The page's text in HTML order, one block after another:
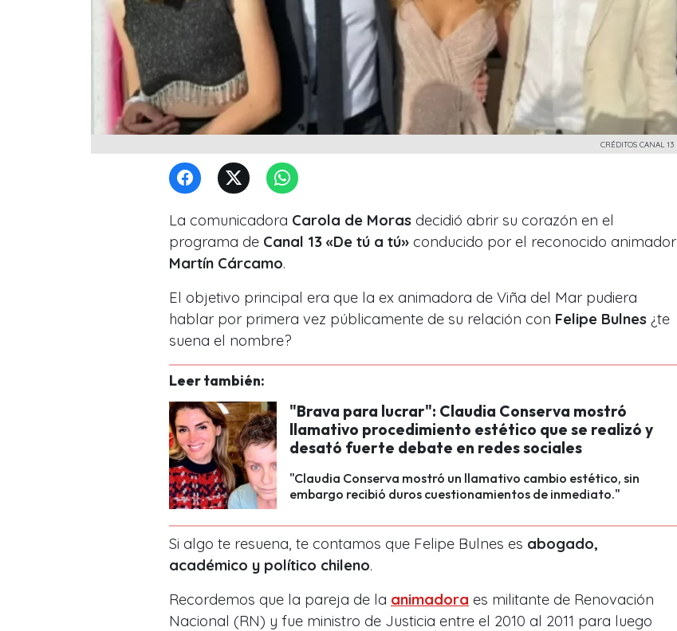
CRÉDITOS CANAL 13
La comunicadora Carola de Moras decidió abrir su corazón en el
programa de Canal 13 «De tú a tú» conducido por el reconocido animador
Martín Cárcamo.
El objetivo principal era que la ex animadora de Viña del Mar pudiera
hablar por primera vez públicamente de su relación con Felipe Bulnes ¿te
suena el nombre?
Leer también:
"Brava para lucrar": Claudia Conserva mostró
llamativo procedimiento estético que se realizó y
desató fuerte debate en redes sociales
"Claudia Conserva mostró un llamativo cambio estético, sin
embargo recibió duros cuestionamientos de inmediato."
Si algo te resuena, te contamos que Felipe Bulnes es abogado,
académico y político chileno.
Recordemos que la pareja de la animadora es militante de Renovación
Nacional (RN) y fue ministro de Justicia entre el 2010 al 2011 para luego